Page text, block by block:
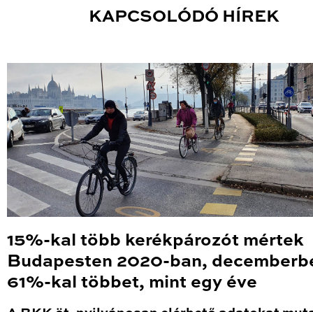
KAPCSOLÓDÓ HÍREK
15%-kal több kerékpározót mértek
Budapesten 2020-ban,
61%-kal többet, mint egy éve